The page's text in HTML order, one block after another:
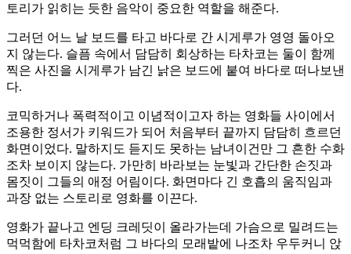
토리가 읽히는 듯한 음악이 중요한 역할을 해준다.
그러던 어느 날 보드를 타고 바다로 간 시게루가 영영 돌아오
지 않는다. 슬픔 속에서 담담히 회상하는 타차코는 둘이 함께
찍은 사진을 시게루가 남긴 낡은 보드에 붙여 바다로 떠나보낸
다.
코믹하거나 폭력적이고 이념적이고자 하는 영화들 사이에서
조용한 정서가 키워드가 되어 처음부터 끝까지 담담히 흐르던
화면이었다. 말하지도 듣지도 못하는 남녀이건만 그 흔한 수화
조차 보이지 않는다. 가만히 바라보는 눈빛과 간단한 손짓과
몸짓이 그들의 애정 어림이다. 화면마다 긴 호흡의 움직임과
과장 없는 스토리로 영화를 이끈다.
영화가 끝나고 엔딩 크레딧이 올라가는데 가슴으로 밀려드는
먹먹함에 타차코처럼 그 바다의 모래밭에 나조차 우두커니 앉